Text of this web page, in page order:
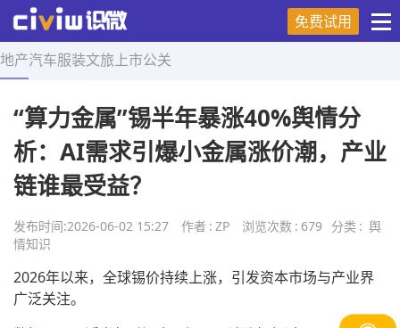
免费试用
地产汽车服装文旅 上市公关
首页 > 舆情知识 > 正文
“算力金属”锡半年暴涨40%舆情分
析：AI需求引爆小金属涨价潮，产业
链谁最受益？
发布时间:2026-06-02 15:27 作者 : ZP 浏览次数 : 679 分类 : 舆
情知识
2026年以来，全球锡价持续上涨，引发资本市场与产业界
广泛关注。